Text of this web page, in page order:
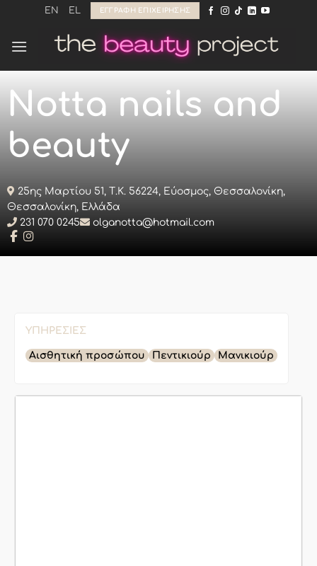
Μετάβαση
περιεχόμενο
EN EL ΕΓΓΡΑΦΉ ΕΠΙΧΕΊΡΗΣΗΣ
Notta nails and
beauty
25ης Μαρτίου 51, Τ.Κ. 56224, Εύοσμος, Θεσσαλονίκη,
Θεσσαλονίκη, Ελλάδα
231 070 0245
olganotta@hotmail.com
ΥΠΗΡΕΣΊΕΣ
Αισθητική προσώπου Πεντικιούρ Μανικιούρ